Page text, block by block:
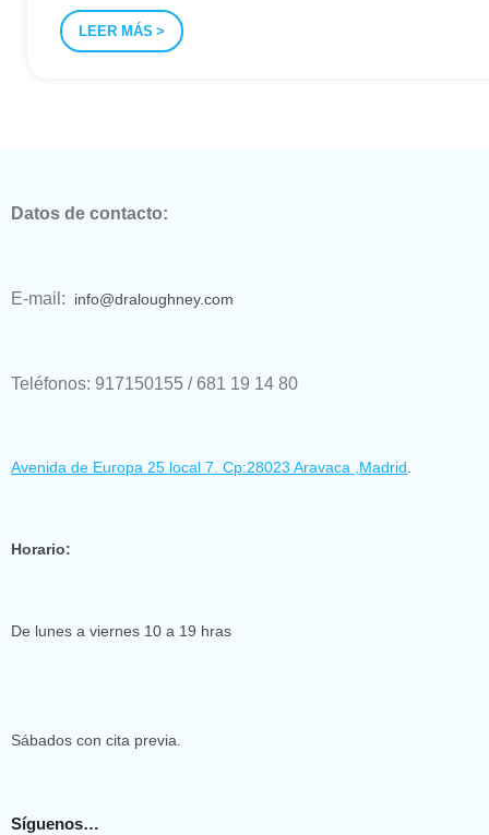
LEER MÁS
Datos de contacto:
E-mail: info@draloughney.com
Teléfonos: 917150155 / 681 19 14 80
Avenida de Europa 25 local 7. Cp:28023 Aravaca ,Madrid
Horario:
De lunes a viernes 10 a 19 hras
Sábados con cita previa.
Síguenos…